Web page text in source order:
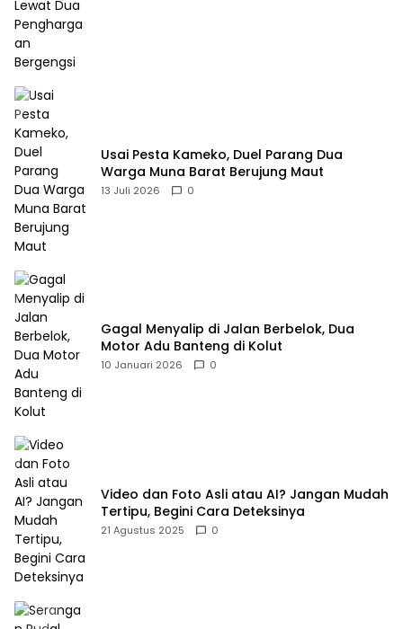
Usai Pesta Kameko, Duel Parang Dua
Warga Muna Barat Berujung Maut
13 Juli 2026 0
Gagal Menyalip di Jalan Berbelok, Dua
Motor Adu Banteng di Kolut
10 Januari 2026 0
Video dan Foto Asli atau AI? Jangan Mudah
Tertipu, Begini Cara Deteksinya
21 Agustus 2025 0